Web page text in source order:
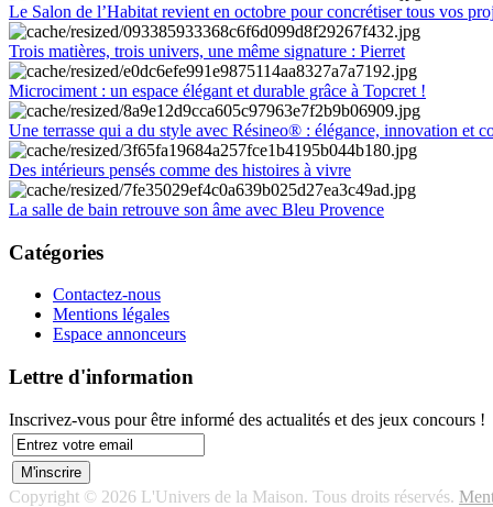
Le Salon de l’Habitat revient en octobre pour concrétiser tous vos
Trois matières, trois univers, une même signature : Pierret
Microciment : un espace élégant et durable grâce à Topcret !
Une terrasse qui a du style avec Résineo® : élégance, innovation et
Des intérieurs pensés comme des histoires à vivre
La salle de bain retrouve son âme avec Bleu Provence
Catégories
Contactez-nous
Mentions légales
Espace annonceurs
Lettre d'information
Inscrivez-vous pour être informé des actualités et des jeux concours !
Copyright © 2026 L'Univers de la Maison. Tous droits réservés.